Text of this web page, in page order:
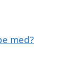
med?